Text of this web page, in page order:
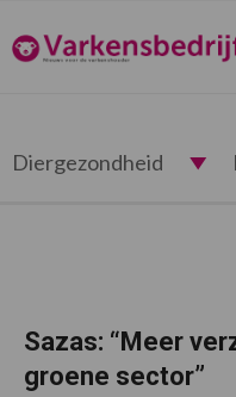
de
hoofdnavigatie
de
hoofd
de
eerste
de
voettekst
Varkensbedrijf.nl
Diergezondheid
Sazas: “Meer
groene sector”